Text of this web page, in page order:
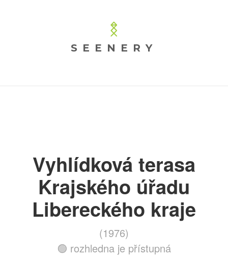
SEENERY
Vyhlídková terasa
Krajského úřadu
Libereckého kraje
(1976)
🟢 rozhledna je přístupná